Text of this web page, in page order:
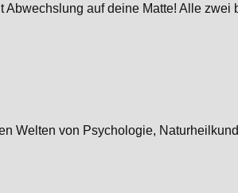
auf deine Matte! Alle zwei
Welten von Psychologie,